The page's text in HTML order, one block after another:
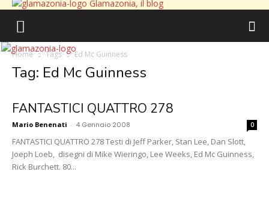
Glamazonia, il blog
Home Tags Ed Mc Guinness
Tag: Ed Mc Guinness
FANTASTICI QUATTRO 278
Mario Benenati - 4 Gennaio 2008 0
FANTASTICI QUATTRO 278 Testi di Jeff Parker, Stan Lee, Dan Slott,
Joeph Loeb, disegni di Mike Wieringo, Lee Weeks, Ed Mc Guinness,
Rick Burchett. 80...